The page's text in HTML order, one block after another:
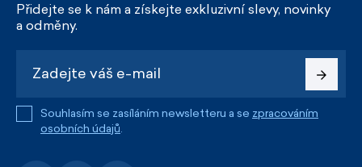
Přidejte se k nám a získejte exkluzivní slevy, novinky
a odměny.
Souhlasím se zasíláním newsletteru a se zpracováním
osobních údajů.